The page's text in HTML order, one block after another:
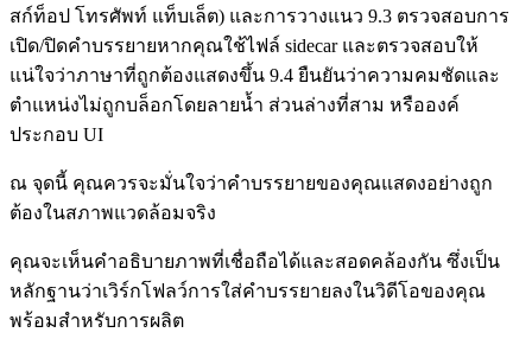
สก์ท็อป โทรศัพท์ แท็บเล็ต) และการวางแนว 9.3 ตรวจสอบการ
เปิด/ปิดคำบรรยายหากคุณใช้ไฟล์ sidecar และตรวจสอบให้
แน่ใจว่าภาษาที่ถูกต้องแสดงขึ้น 9.4 ยืนยันว่าความคมชัดและ
ตำแหน่งไม่ถูกบล็อกโดยลายน้ำ ส่วนล่างที่สาม หรือองค์
ประกอบ UI
ณ จุดนี้ คุณควรจะมั่นใจว่าคำบรรยายของคุณแสดงอย่างถูก
ต้องในสภาพแวดล้อมจริง
คุณจะเห็นคำอธิบายภาพที่เชื่อถือได้และสอดคล้องกัน ซึ่งเป็น
หลักฐานว่าเวิร์กโฟลว์การใส่คำบรรยายลงในวิดีโอของคุณ
พร้อมสำหรับการผลิต